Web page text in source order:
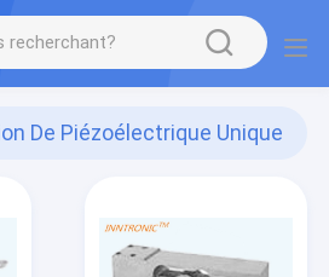
De Piézoélectrique Unique